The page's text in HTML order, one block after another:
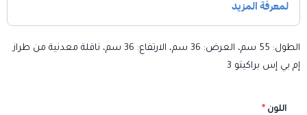
الطول: 55 سم، العرض: 36 سم، الارتفاع: 36 سم، ناقلة معدنية من طراز
إم بي إس براكيتو 3
اللون *